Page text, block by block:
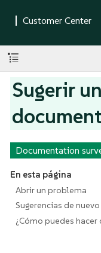
Sugerir
Documentation
En esta página
Abrir un problema
Sugerencias de
¿Cómo puedes